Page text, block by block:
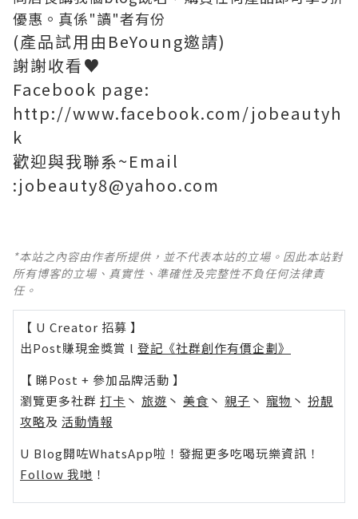
優惠。真係"讀"者有份
(產品試用由BeYoung邀請)
謝謝收看♥
Facebook page:
http://www.facebook.com/jobeautyh
k
歡迎與我聯系~Email
:jobeauty8@yahoo.com
*本站之內容由作者所提供，並不代表本站的立場。因此本站對
所有博客的立場、真實性、準確性及完整性不負任何法律責
任。
【 U Creator 招募 】
出Post賺現金獎賞 l 登記《社群創作有價企劃》
【 睇Post + 參加品牌活動 】
瀏覽更多社群 打卡 丶 旅遊 丶 美食 丶 親子 丶 寵物 丶 扮靚
攻略及 活動情報
U Blog開咗WhatsApp啦！發掘更多吃喝玩樂資訊！
Follow 我哋 ！